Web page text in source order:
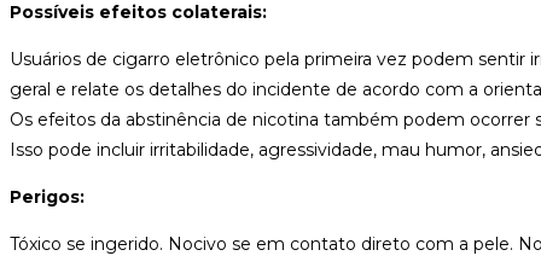
Possíveis efeitos colaterais:
Usuários de cigarro eletrônico pela primeira vez podem sentir
geral e relate os detalhes do incidente de acordo com a
Os efeitos da abstinência de nicotina também podem ocorrer
Isso pode incluir irritabilidade, agressividade, mau humor,
Perigos:
Tóxico se ingerido. Nocivo se em contato direto com a pele.